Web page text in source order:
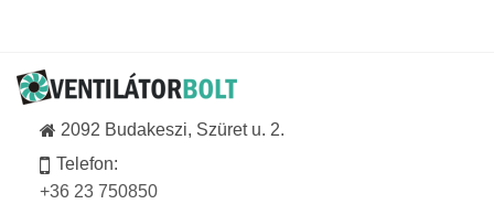
2092 Budakeszi, Szüret u. 2.
Telefon:
+36 23 750850